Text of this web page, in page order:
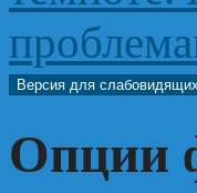
Версия для слабовидящих
Опции